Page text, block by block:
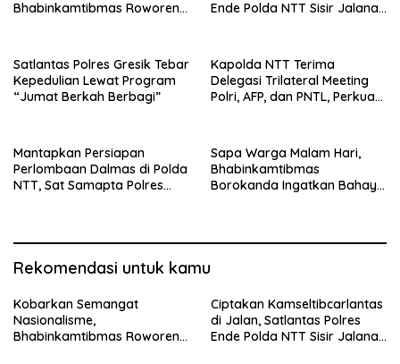
Bhabinkamtibmas Roworena
Ende Polda NTT Sisir Jalanan
Satlantas Polres Gresik Tebar
Kepedulian Lewat Program
“Jumat Berkah Berbagi”
Kapolda NTT Terima
Delegasi Trilateral Meeting
Polri, AFP, dan PNTL, Perkuat
Mantapkan Persiapan
Perlombaan Dalmas di Polda
NTT, Sat Samapta Polres
Sapa Warga Malam Hari,
Bhabinkamtibmas
Borokanda Ingatkan Bahaya
Rekomendasi untuk kamu
Kobarkan Semangat
Nasionalisme,
Bhabinkamtibmas Roworena
Ciptakan Kamseltibcarlantas
di Jalan, Satlantas Polres
Ende Polda NTT Sisir Jalanan